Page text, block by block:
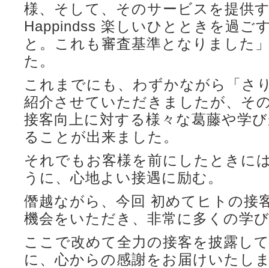
様、そして、そのサービスを提供
Happindss 楽しいひとときを過ご
と。これも審査基準となりました
た。
これまでにも、わずかながら「さ
紹介させていただきましたが、そ
接客向上に対する様々な葛藤や学
ることが出来ました。
それでもお客様を前にしたときに
うに、心地よい接遇に励む。
僭越ながら、今回 初めてヒトの接
機会をいただき、非常に多くの学
ここで改めて全力の接客を披露し
に、心からの感謝をお届けいたし